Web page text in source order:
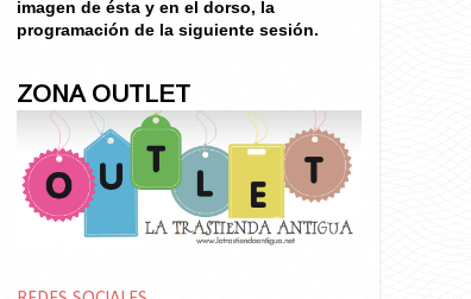
imagen de ésta y en el dorso, la
programación de la siguiente sesión.
ZONA OUTLET